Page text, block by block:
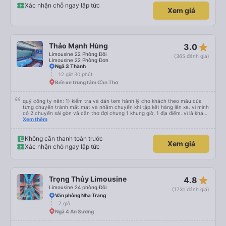
Xác nhận chỗ ngay lập tức
Xem giá
Thảo Mạnh Hùng
Limousine 22 Phòng Đôi
Limousine 22 Phòng Đơn
3.0 star_rate
(365 đánh giá)
Ngã 3 Thành
12 giờ 30 phút
Bến xe trung tâm Cần Thơ
quý công ty nên: 1) kiểm tra và dán tem hành lý cho khách theo màu của
từng chuyến tránh mất mát và nhầm chuyến khi tập kết hàng lên xe. vì mình
có 2 chuyến sài gòn và cần thơ đợi chung 1 khung giờ, 1 địa điểm. vì là khách
thân thiết của quý công ty nên rất hài lòng và tin tưởng. tuy nhiên rất mong
thì chắc chắn quy công ty là nhà xe được yêu thích và lựa chọn số 1 quy
nhơn. rất cảm ơn quý anh chị em cty cũng như chị Thảo đã lắng nghe và
tiếp nhận. " khách hàng thân thiết nhiều năm của nhà xe từ thời sinh viên"
Xem thêm
Không cần thanh toán trước
Xác nhận chỗ ngay lập tức
Xem giá
Trọng Thủy Limousine
Limousine 24 phòng Đôi
4.8 star_rate
(1731 đánh giá)
Văn phòng Nha Trang
7 giờ
Ngã 4 An Sương